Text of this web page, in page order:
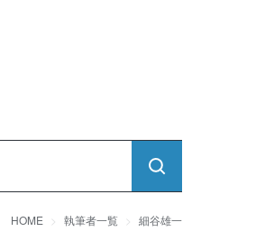
HOME 執筆者一覧 細谷雄一